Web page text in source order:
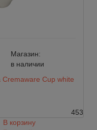
Магазин:
в наличии
Cup white
453
В корзину